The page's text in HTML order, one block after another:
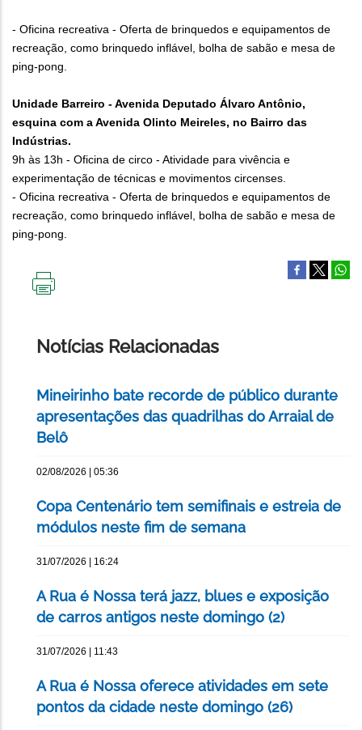
- Oficina recreativa - Oferta de brinquedos e equipamentos de
recreação, como brinquedo inflável, bolha de sabão e mesa de
ping-pong.
Unidade Barreiro - Avenida Deputado Álvaro Antônio,
esquina com a Avenida Olinto Meireles, no Bairro das
Indústrias.
9h às 13h - Oficina de circo - Atividade para vivência e
experimentação de técnicas e movimentos circenses.
- Oficina recreativa - Oferta de brinquedos e equipamentos de
recreação, como brinquedo inflável, bolha de sabão e mesa de
ping-pong.
Notícias Relacionadas
Mineirinho bate recorde de público durante
apresentações das quadrilhas do Arraial de
Belô
02/08/2026 | 05:36
Copa Centenário tem semifinais e estreia de
módulos neste fim de semana
31/07/2026 | 16:24
A Rua é Nossa terá jazz, blues e exposição
de carros antigos neste domingo (2)
31/07/2026 | 11:43
A Rua é Nossa oferece atividades em sete
pontos da cidade neste domingo (26)